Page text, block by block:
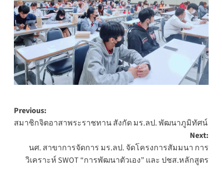
Post
navigation
Previous:
สมาชิกจิตอาสาพระราชทาน สังกัด มร.ลป. พัฒนาภูมิทัศน์
Next:
นศ. สาขาการจัดการ มร.ลป. จัดโครงการสัมมนา การ
วิเคราะห์ SWOT “การพัฒนาตัวเอง” และ ปชส.หลักสูตร